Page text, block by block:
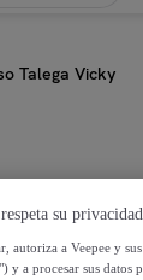
Talega Vicky
respeta su privacidad
autoriza a Veepee y
y a procesar sus datos